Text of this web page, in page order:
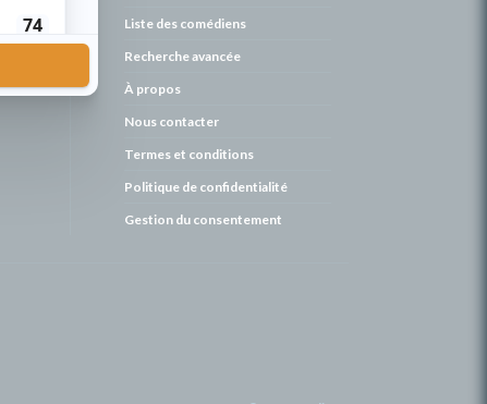
Liste des comédiens
Recherche avancée
À propos
Nous contacter
Termes et conditions
Politique de confidentialité
Gestion du consentement